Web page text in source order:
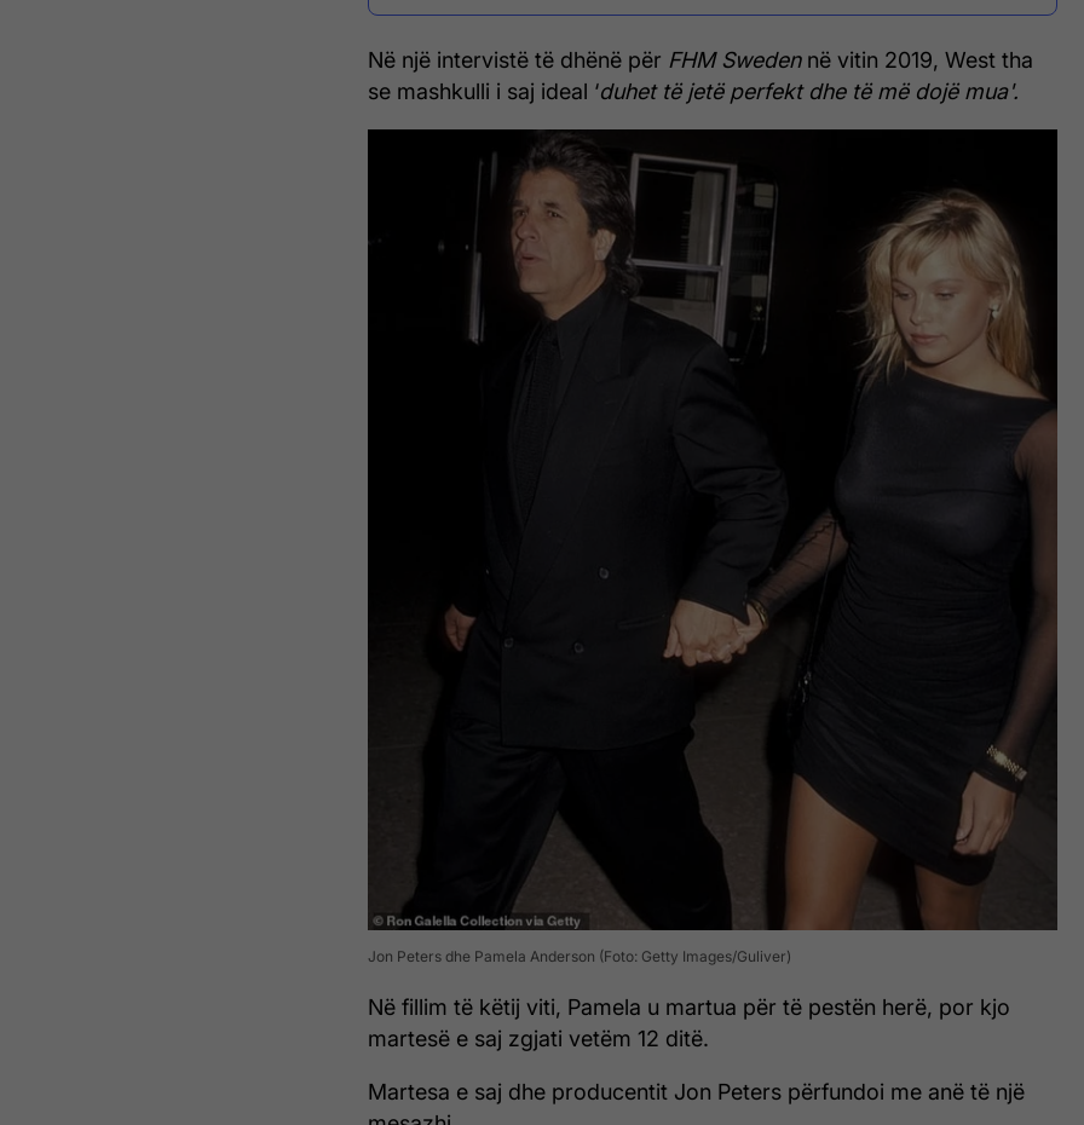
Në një intervistë të dhënë për FHM Swedennë vitin 2019, West tha
se mashkulli i saj ideal ‘duhet të jetë perfekt dhe të më dojë mua'.
Jon Peters dhe Pamela Anderson (Foto: Getty Images/Guliver)
Në fillim të këtij viti, Pamela u martua për të pestën herë, por kjo
martesë e saj zgjati vetëm 12 ditë.
Martesa e saj dhe producentit Jon Peters përfundoi me anë të një